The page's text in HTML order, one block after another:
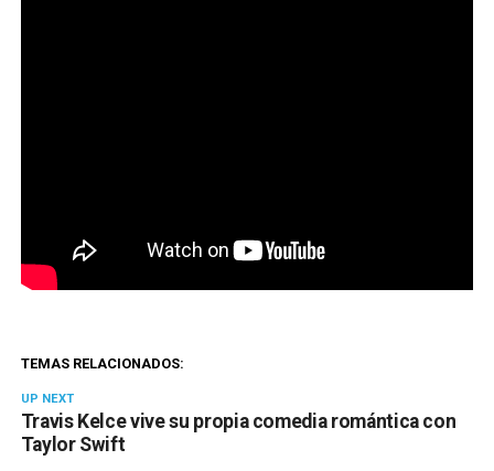
TEMAS RELACIONADOS:
UP NEXT
Travis Kelce vive su propia comedia romántica con
Taylor Swift